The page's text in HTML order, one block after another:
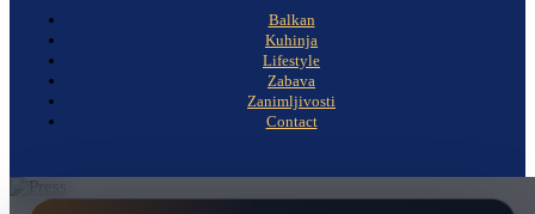
Balkan
Kuhinja
Lifestyle
Zabava
Zanimljivosti
Contact